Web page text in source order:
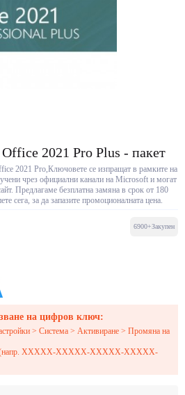
2021 Pro Plus - пакет
2021 Pro,Ключовете се изпращат в рамките на
чрез официални канали на Microsoft и могат
Предлагаме безплатна замяна в срок от 180
сега, за да запазите промоционалната цена.
6900+Закупен
на цифров ключ:
> Система > Активиране > Промяна на
(напр. XXXXX-XXXXX-XXXXX-XXXXX-